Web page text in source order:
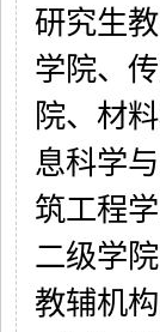
研究生
学院、
院、材
息科学
筑工程
二级学
教辅机